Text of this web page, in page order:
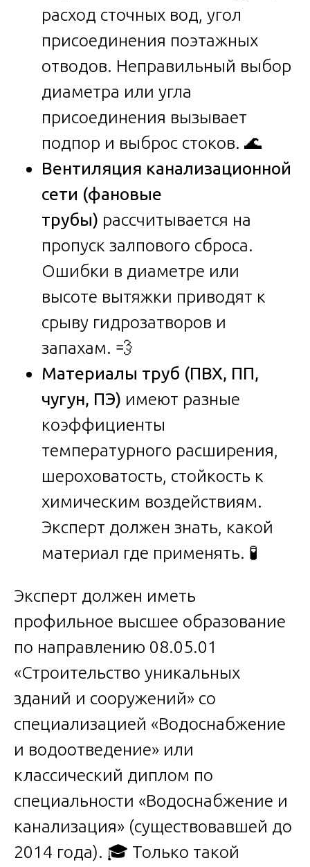
расход сточных вод, угол
присоединения поэтажных
отводов. Неправильный выбор
диаметра или угла
присоединения вызывает
подпор и выброс стоков. 🌊
Вентиляция канализационной
сети (фановые
трубы) рассчитывается на
пропуск залпового сброса.
Ошибки в диаметре или
высоте вытяжки приводят к
срыву гидрозатворов и
запахам. 💨
Материалы труб (ПВХ, ПП,
чугун, ПЭ) имеют разные
коэффициенты
температурного расширения,
шероховатость, стойкость к
химическим воздействиям.
Эксперт должен знать, какой
материал где применять. 🧪
Эксперт должен иметь
профильное высшее образование
по направлению 08.05.01
«Строительство уникальных
зданий и сооружений» со
специализацией «Водоснабжение
и водоотведение» или
классический диплом по
специальности «Водоснабжение и
канализация» (существовавшей до
2014 года). 🎓 Только такой